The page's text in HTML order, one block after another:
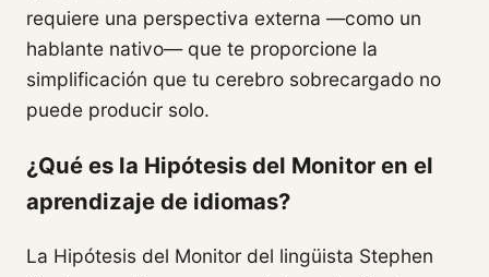
requiere una perspectiva externa —como un
hablante nativo— que te proporcione la
simplificación que tu cerebro sobrecargado no
puede producir solo.
¿Qué es la Hipótesis del Monitor en el
aprendizaje de idiomas?
La Hipótesis del Monitor del lingüista Stephen